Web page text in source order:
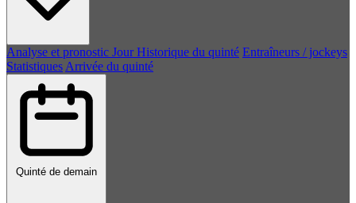
Analyse et pronostic Jour Historique du quinté Entraîneurs / jockeys
Statistiques Arrivée du quinté
Quinté de demain